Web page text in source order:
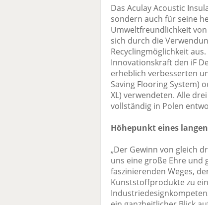
Das Aculay Acoustic
sondern auch für seine
Umweltfreundlichkeit
sich durch die
Recyclingmöglichkeit
Innovationskraft den iF
erheblich verbesserten
Saving Flooring System)
XL) verwendeten. Alle
vollständig in Polen
Höhepunkt eines langen
„Der Gewinn von gleich
uns eine große Ehre und
faszinierenden Weges,
Kunststoffprodukte zu